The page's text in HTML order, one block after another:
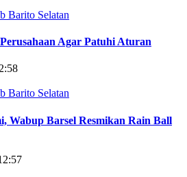
Barito Selatan
Agar Patuhi Aturan
Barito Selatan
Wabup Barsel Resmikan Rain Ball